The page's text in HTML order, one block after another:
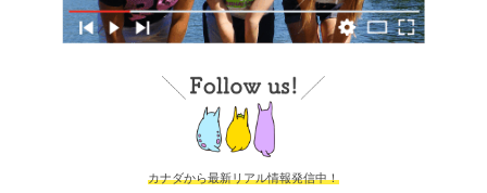
カナダから最新リアル情報発信中！